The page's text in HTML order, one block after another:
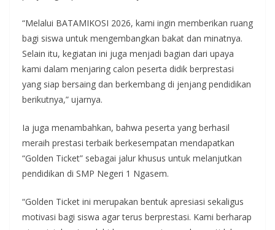
“Melalui BATAMIKOSI 2026, kami ingin memberikan ruang
bagi siswa untuk mengembangkan bakat dan minatnya.
Selain itu, kegiatan ini juga menjadi bagian dari upaya
kami dalam menjaring calon peserta didik berprestasi
yang siap bersaing dan berkembang di jenjang pendidikan
berikutnya,” ujarnya.
Ia juga menambahkan, bahwa peserta yang berhasil
meraih prestasi terbaik berkesempatan mendapatkan
“Golden Ticket” sebagai jalur khusus untuk melanjutkan
pendidikan di SMP Negeri 1 Ngasem.
“Golden Ticket ini merupakan bentuk apresiasi sekaligus
motivasi bagi siswa agar terus berprestasi. Kami berharap